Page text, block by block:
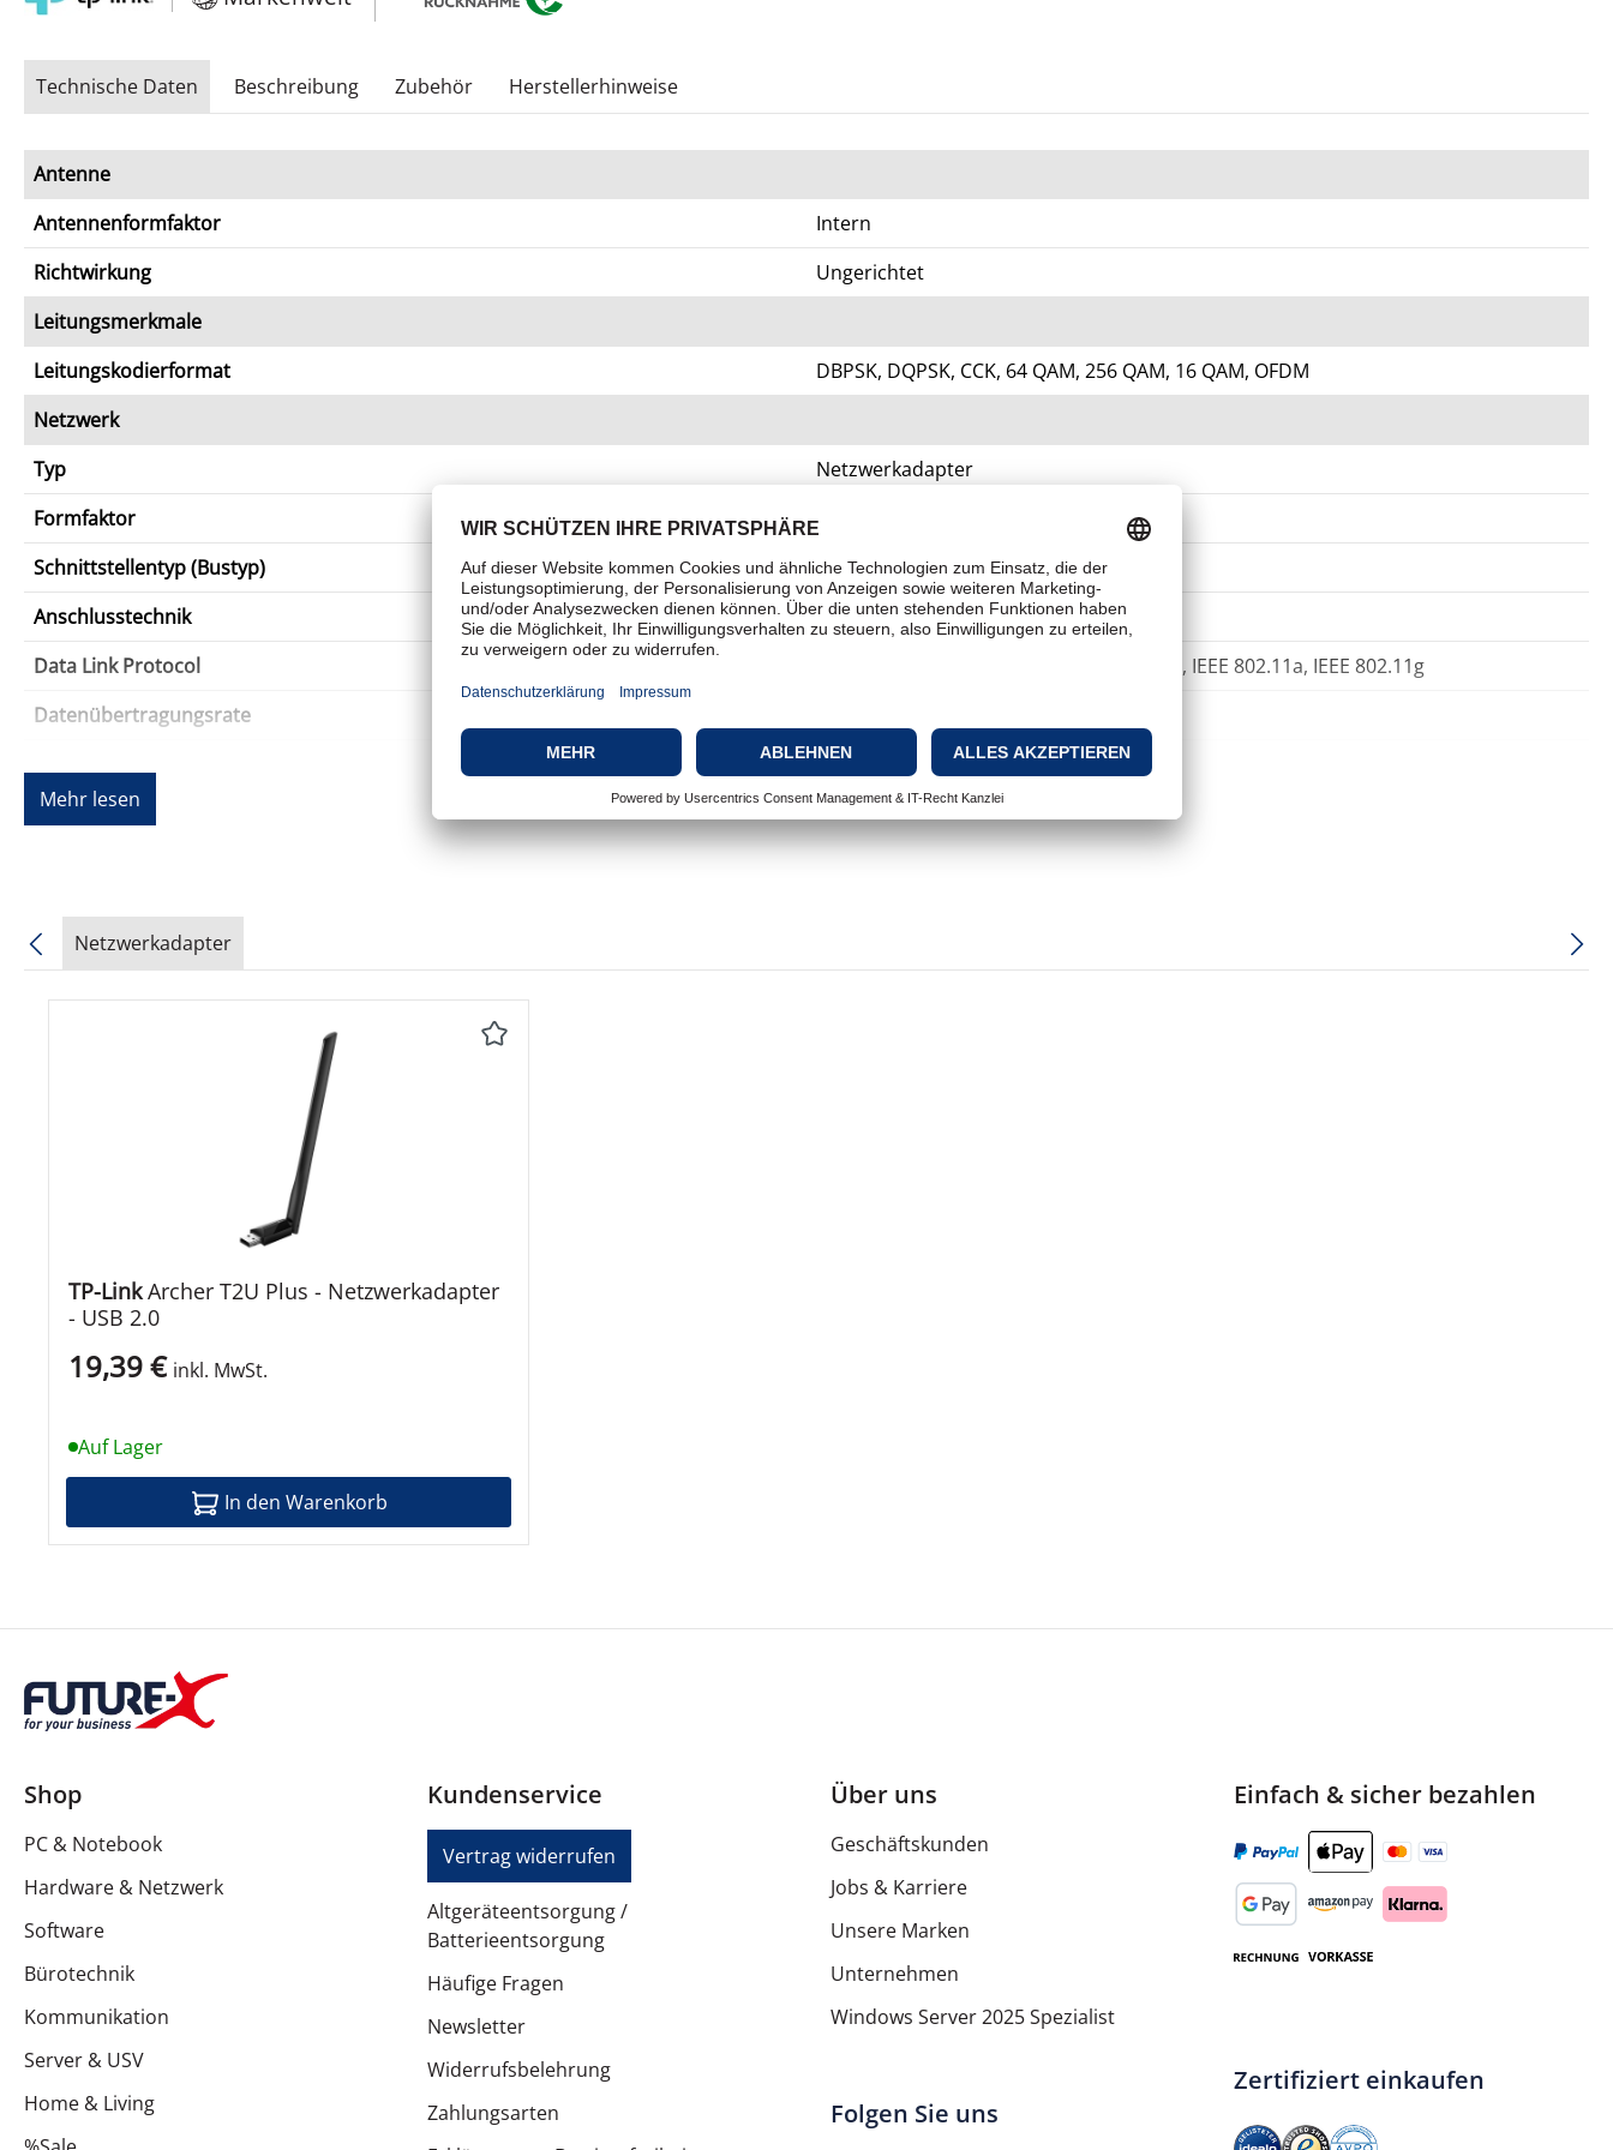
Technische Daten Beschreibung Zubehör Herstellerhinweise
Antenne
Antennenformfaktor
Intern
Richtwirkung
Ungerichtet
Leitungsmerkmale
Leitungskodierformat
DBPSK, DQPSK, CCK, 64 QAM, 256 QAM, 16 QAM, OFDM
Netzwerk
Typ
Netzwerkadapter
Formfaktor
Extern
Schnittstellentyp (Bustyp)
USB 2.0
Anschlusstechnik
Kabellos
Data Link Protocol
IEEE 802.11n, IEEE 802.11ac, IEEE 802.11b, IEEE 802.11a, IEEE 802.11g
Datenübertragungsrate
2.4 GHz, 5 GHz
Leistungsmerkmale
Ad-Hoc-Modus, Wi-Fi Protected Setup (WPS)
Software
Typ
Verschlüsselungsalgorithmus
Abmessungen und Gewicht
Breite
Tiefe
Umgebungsbedingungen
Min Betriebstemperatur
Zulässige Luftfeuchtigkeit im Betrieb
10 - 90 % (nicht-kondensierend)
Mehr lesen
Netzwerkadapter
TP-LinkArcher T2U Plus - Netzwerkadapter
- USB 2.0
19,39 € inkl. MwSt.
Auf Lager
In den Warenkorb
Shop
PC & Notebook
Hardware & Netzwerk
Software
Bürotechnik
Kommunikation
Server & USV
Home & Living
Kundenservice
Vertrag widerrufen
Altgeräteentsorgung /
Batterieentsorgung
Häufige Fragen
Newsletter
Widerrufsbelehrung
Zahlungsarten
Über uns
Geschäftskunden
Jobs & Karriere
Unsere Marken
Unternehmen
Windows Server 2025 Spezialist
Folgen Sie uns
Einfach & sicher bezahlen
Zertifiziert einkaufen